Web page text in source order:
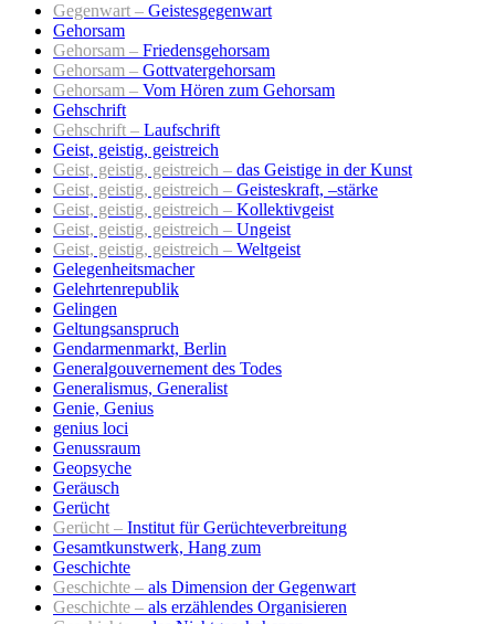
Gegenwart – Geistesgegenwart
Gehorsam
Gehorsam – Friedensgehorsam
Gehorsam – Gottvatergehorsam
Gehorsam – Vom Hören zum Gehorsam
Gehschrift
Gehschrift – Laufschrift
Geist, geistig, geistreich
Geist, geistig, geistreich – das Geistige in der Kunst
Geist, geistig, geistreich – Geisteskraft, –stärke
Geist, geistig, geistreich – Kollektivgeist
Geist, geistig, geistreich – Ungeist
Geist, geistig, geistreich – Weltgeist
Gelegenheitsmacher
Gelehrtenrepublik
Gelingen
Geltungsanspruch
Gendarmenmarkt, Berlin
Generalgouvernement des Todes
Generalismus, Generalist
Genie, Genius
genius loci
Genussraum
Geopsyche
Geräusch
Gerücht
Gerücht – Institut für Gerüchteverbreitung
Gesamtkunstwerk, Hang zum
Geschichte
Geschichte – als Dimension der Gegenwart
Geschichte – als erzählendes Organisieren